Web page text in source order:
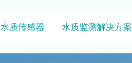
水质传感器 水质监测解决方案